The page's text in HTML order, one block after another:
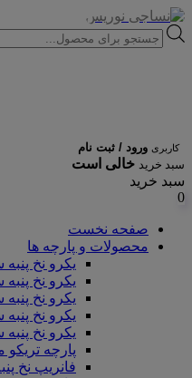
Products
search
کاربری ورود / ثبت نام
سبد خرید خالی است
سبد خرید
0
صفحه نخست
محصولات و پارچه ها
یکرو نخ پنبه
یکرو نخ پنبه
یکرو نخ پنبه
یکرو نخ پنبه
یکرو نخ پنبه
پارچه تریکو
فانریپ نخ